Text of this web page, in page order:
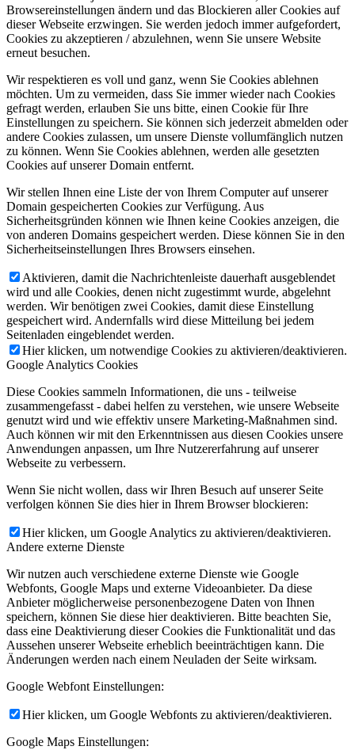
Browsereinstellungen ändern und das Blockieren aller Cookies auf
dieser Webseite erzwingen. Sie werden jedoch immer aufgefordert,
Cookies zu akzeptieren / abzulehnen, wenn Sie unsere Website
erneut besuchen.
Wir respektieren es voll und ganz, wenn Sie Cookies ablehnen
möchten. Um zu vermeiden, dass Sie immer wieder nach Cookies
gefragt werden, erlauben Sie uns bitte, einen Cookie für Ihre
Einstellungen zu speichern. Sie können sich jederzeit abmelden oder
andere Cookies zulassen, um unsere Dienste vollumfänglich nutzen
zu können. Wenn Sie Cookies ablehnen, werden alle gesetzten
Cookies auf unserer Domain entfernt.
Wir stellen Ihnen eine Liste der von Ihrem Computer auf unserer
Domain gespeicherten Cookies zur Verfügung. Aus
Sicherheitsgründen können wie Ihnen keine Cookies anzeigen, die
von anderen Domains gespeichert werden. Diese können Sie in den
Sicherheitseinstellungen Ihres Browsers einsehen.
Aktivieren, damit die Nachrichtenleiste dauerhaft ausgeblendet
wird und alle Cookies, denen nicht zugestimmt wurde, abgelehnt
werden. Wir benötigen zwei Cookies, damit diese Einstellung
gespeichert wird. Andernfalls wird diese Mitteilung bei jedem
Seitenladen eingeblendet werden.
Hier klicken, um notwendige Cookies zu aktivieren/deaktivieren.
Google Analytics Cookies
Diese Cookies sammeln Informationen, die uns - teilweise
zusammengefasst - dabei helfen zu verstehen, wie unsere Webseite
genutzt wird und wie effektiv unsere Marketing-Maßnahmen sind.
Auch können wir mit den Erkenntnissen aus diesen Cookies unsere
Anwendungen anpassen, um Ihre Nutzererfahrung auf unserer
Webseite zu verbessern.
Wenn Sie nicht wollen, dass wir Ihren Besuch auf unserer Seite
verfolgen können Sie dies hier in Ihrem Browser blockieren:
Hier klicken, um Google Analytics zu aktivieren/deaktivieren.
Andere externe Dienste
Wir nutzen auch verschiedene externe Dienste wie Google
Webfonts, Google Maps und externe Videoanbieter. Da diese
Anbieter möglicherweise personenbezogene Daten von Ihnen
speichern, können Sie diese hier deaktivieren. Bitte beachten Sie,
dass eine Deaktivierung dieser Cookies die Funktionalität und das
Aussehen unserer Webseite erheblich beeinträchtigen kann. Die
Änderungen werden nach einem Neuladen der Seite wirksam.
Google Webfont Einstellungen:
Hier klicken, um Google Webfonts zu aktivieren/deaktivieren.
Google Maps Einstellungen: